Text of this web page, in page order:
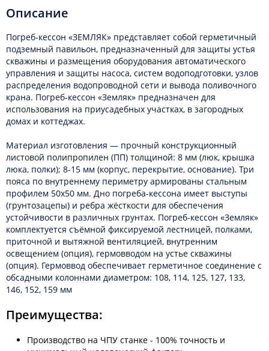
Описание
Погреб-кессон «ЗЕМЛЯК» представляет собой герметичный
подземный павильон, предназначенный для защиты устья
скважины и размещения оборудования автоматического
управления и защиты насоса, систем водоподготовки, узлов
распределения водопроводной сети и вывода поливочного
крана. Погреб-кессон «Земляк» предназначен для
использования на приусадебных участках, в загородных
домах и коттеджах.
Материал изготовления — прочный конструкционный
листовой полипропилен (ПП) толщиной: 8 мм (люк, крышка
люка, полки); 8-15 мм (корпус, перекрытие, основание). Три
пояса по внутреннему периметру армированы стальным
профилем 50х50 мм. Дно погреба-кессона имеет выступы
(грунтозацепы) и ребра жёсткости для обеспечения
устойчивости в различных грунтах. Погреб-кессон «Земляк»
комплектуется съёмной фиксируемой лестницей, полками,
приточной и вытяжной вентиляцией, внутренним
освещением (опция), гермовводом на устье скважины
(опция). Гермоввод обеспечивает герметичное соединение с
обсадными колоннами диаметром: 108, 114, 125, 127, 133,
146, 152, 159 мм
Преимущества:
Производство на ЧПУ станке - 100% точность и